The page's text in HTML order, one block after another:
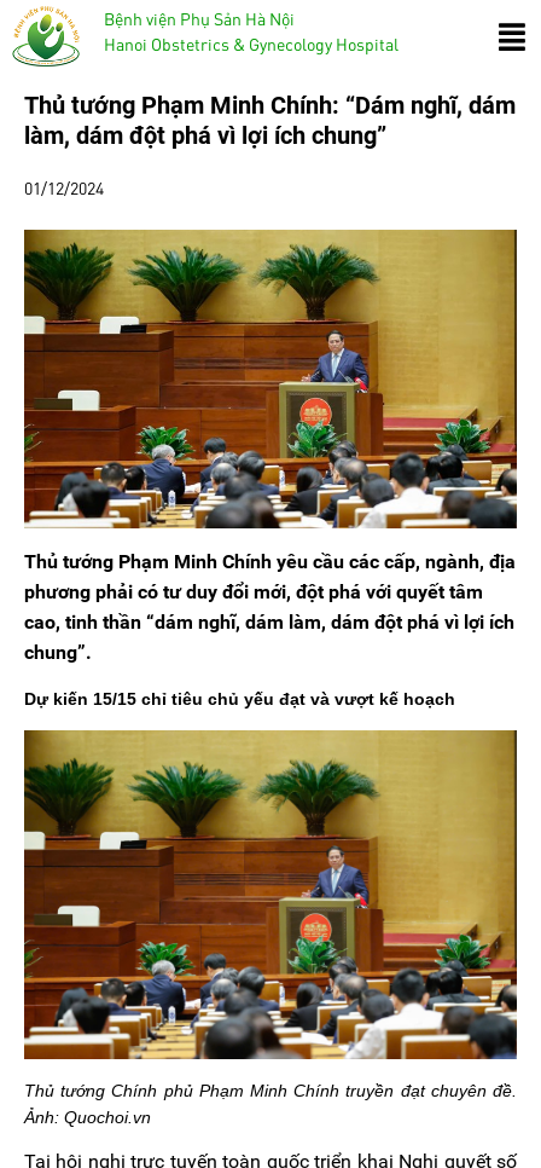
Bệnh viện Phụ Sản Hà Nội
Hanoi Obstetrics & Gynecology Hospital
Thủ tướng Phạm Minh Chính: “Dám nghĩ, dám
làm, dám đột phá vì lợi ích chung”
01/12/2024
Thủ tướng Phạm Minh Chính yêu cầu các cấp, ngành, địa
phương phải có tư duy đổi mới, đột phá với quyết tâm
cao, tinh thần “dám nghĩ, dám làm, dám đột phá vì lợi ích
chung”.
Dự kiến 15/15 chỉ tiêu chủ yếu đạt và vượt kế hoạch
Thủ tướng Chính phủ Phạm Minh Chính truyền đạt chuyên đề.
Ảnh: Quochoi.vn
Tại hội nghị trực tuyến toàn quốc triển khai Nghị quyết số